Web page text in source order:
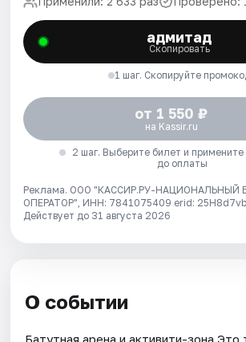
адмитад
Скопировать
1 шаг. Скопируйте
от 1 550 ₽
на Kassir.ru
2 шаг. Выберите билет и
до оплаты
Реклама. ООО "КАССИР.РУ-НАЦИОНАЛЬНЫЙ
ОПЕРАТОР", ИНН: 7841075409 erid:
Действует до 31 августа 2026
О событии
Батутная арена и активити-зона Это